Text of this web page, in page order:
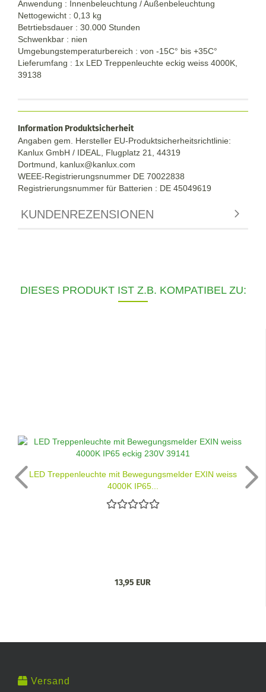
Anwendung : Innenbeleuchtung / Außenbeleuchtung
Nettogewicht : 0,13 kg
Betrtiebsdauer : 30.000 Stunden
Schwenkbar : nien
Umgebungstemperaturbereich : von -15C° bis +35C°
Lieferumfang : 1x LED Treppenleuchte eckig weiss 4000K,
39138
Information Produktsicherheit
Angaben gem. Hersteller EU-Produktsicherheitsrichtlinie:
Kanlux GmbH / IDEAL, Flugplatz 21, 44319
Dortmund, kanlux@kanlux.com
WEEE-Registrierungsnummer DE 70022838
Registrierungsnummer für Batterien : DE 45049619
KUNDENREZENSIONEN
DIESES PRODUKT IST Z.B. KOMPATIBEL ZU:
LED Treppenleuchte mit Bewegungsmelder EXIN weiss
4000K IP65...
13,95 EUR
Versand